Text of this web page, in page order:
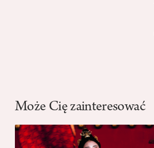
Może Cię zainteresować